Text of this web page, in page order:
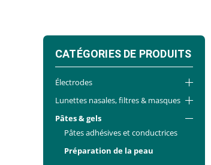
CATÉGORIES DE PRODUITS
Électrodes
Lunettes nasales, filtres & masques
Pâtes & gels
Pâtes adhésives et conductrices
Préparation de la peau